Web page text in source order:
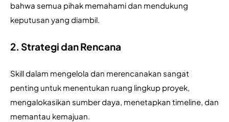
bahwa semua pihak memahami dan mendukung
keputusan yang diambil.
2. Strategi dan Rencana
Skill dalam mengelola dan merencanakan sangat
penting untuk menentukan ruang lingkup proyek,
mengalokasikan sumber daya, menetapkan timeline, dan
memantau kemajuan.